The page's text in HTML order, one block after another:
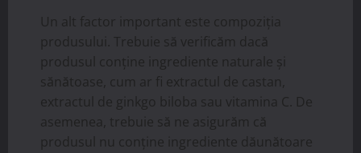
Un alt factor important este compoziția
produsului. Trebuie să verificăm dacă
produsul conține ingrediente naturale și
sănătoase, cum ar fi extractul de castan,
extractul de ginkgo biloba sau vitamina C. De
asemenea, trebuie să ne asigurăm că
produsul nu conține ingrediente dăunătoare